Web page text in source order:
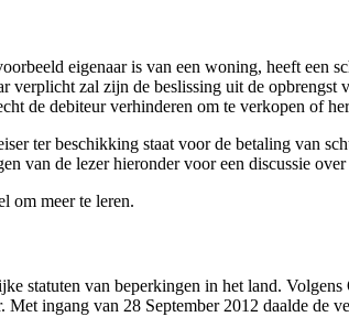
eigenaar is van een woning, heeft een
verplicht zal zijn de beslissing uit de
de debiteur verhinderen om te verkopen of
ter beschikking staat voor de betaling van
van de lezer hieronder voor een discussie
om meer te leren.
statuten van beperkingen in het land.
ingang van 28 September 2012 daalde de